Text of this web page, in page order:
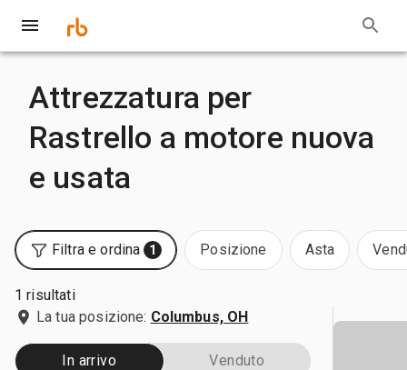
Attrezzatura per
Rastrello a motore nuova
e usata
Filtra e ordina 1 Posizione Asta
1 risultati
La tua posizione: Columbus, OH
In arrivo Venduto